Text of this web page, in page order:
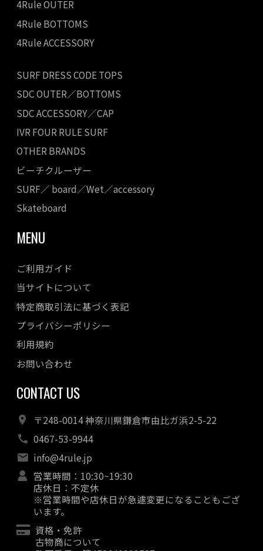
4Rule OUTER
4Rule BOTTOMS
4Rule ACCESSORY
SURF DRESS CODE TOPS
SDC OUTER／BOTTOMS
SDC ACCESSORY／CAP
IVR FOUR RULE SURF
OTHER BRANDS
ビーチクルーザー
SURF／ board／Wet／accessory
Skateboard
MENU
ご利用ガイド
当サイトについて
特定商取引法に基づく表記
プライバシーポリシー
利用規約
お問い合わせ
CONTACT US
〒248-0014 神奈川県鎌倉市由比ガ浜2-5-22
0467-53-9944
info@4rule.jp
営業時間：10:30~19:30
店休日：不定休
※営業時間や店休日が急遽変更になることもござ
います。
資格・免許
古物商について